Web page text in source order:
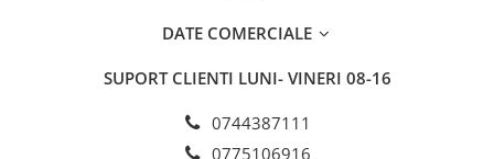
DATE COMERCIALE
SUPORT CLIENTI LUNI- VINERI 08-16
0744387111
0775106916